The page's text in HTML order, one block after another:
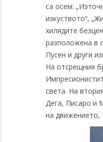
са осем:
изкуството“,
хилядите
разположена в
Пусен и други
На отсрещния
света. На
Дега, Писаро и
на движението,